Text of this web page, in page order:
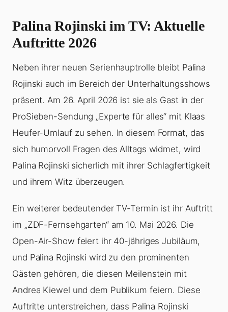
Palina Rojinski im TV: Aktuelle
Auftritte 2026
Neben ihrer neuen Serienhauptrolle bleibt Palina
Rojinski auch im Bereich der Unterhaltungsshows
präsent. Am 26. April 2026 ist sie als Gast in der
ProSieben-Sendung „Experte für alles“ mit Klaas
Heufer-Umlauf zu sehen. In diesem Format, das
sich humorvoll Fragen des Alltags widmet, wird
Palina Rojinski sicherlich mit ihrer Schlagfertigkeit
und ihrem Witz überzeugen.
Ein weiterer bedeutender TV-Termin ist ihr Auftritt
im „ZDF-Fernsehgarten“ am 10. Mai 2026. Die
Open-Air-Show feiert ihr 40-jähriges Jubiläum,
und Palina Rojinski wird zu den prominenten
Gästen gehören, die diesen Meilenstein mit
Andrea Kiewel und dem Publikum feiern. Diese
Auftritte unterstreichen, dass Palina Rojinski